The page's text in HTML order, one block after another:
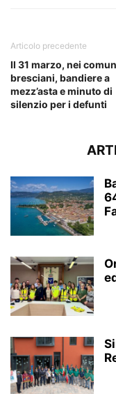
Articolo precedente
Il 31 marzo, nei
bresciani, bandiere a
mezz’asta e minuto di
silenzio per i defunti